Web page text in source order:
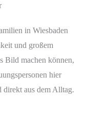
in Wiesbaden
und großem
Bild machen können,
hier
direkt aus dem Alltag.